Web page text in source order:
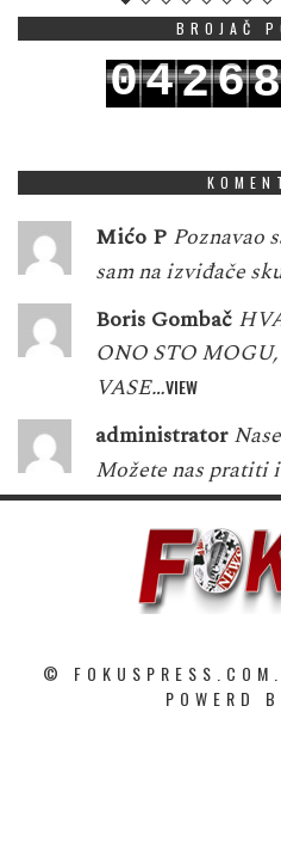
BROJAČ
04268
Mićo P Poznavao
sam na izviđače
Boris Gombač
ONO STO
VASE…VIEW
administrator
Možete nas pratiti
©
POWERD